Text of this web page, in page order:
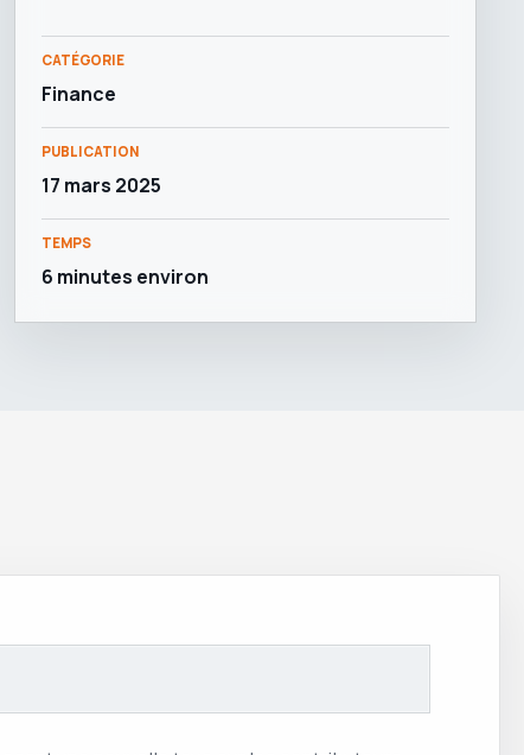
CATÉGORIE
Finance
PUBLICATION
17 mars 2025
TEMPS
6 minutes environ